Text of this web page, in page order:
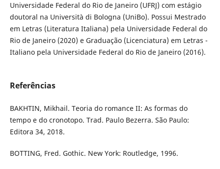
Universidade Federal do Rio de Janeiro (UFRJ) com estágio
doutoral na Università di Bologna (UniBo). Possui Mestrado
em Letras (Literatura Italiana) pela Universidade Federal do
Rio de Janeiro (2020) e Graduação (Licenciatura) em Letras -
Italiano pela Universidade Federal do Rio de Janeiro (2016).
Referências
BAKHTIN, Mikhail. Teoria do romance II: As formas do
tempo e do cronotopo. Trad. Paulo Bezerra. São Paulo:
Editora 34, 2018.
BOTTING, Fred. Gothic. New York: Routledge, 1996.